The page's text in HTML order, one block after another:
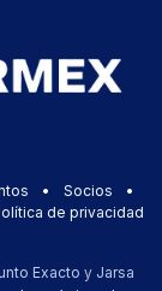
• Socios
•
de privacidad
Exacto y Jarsa